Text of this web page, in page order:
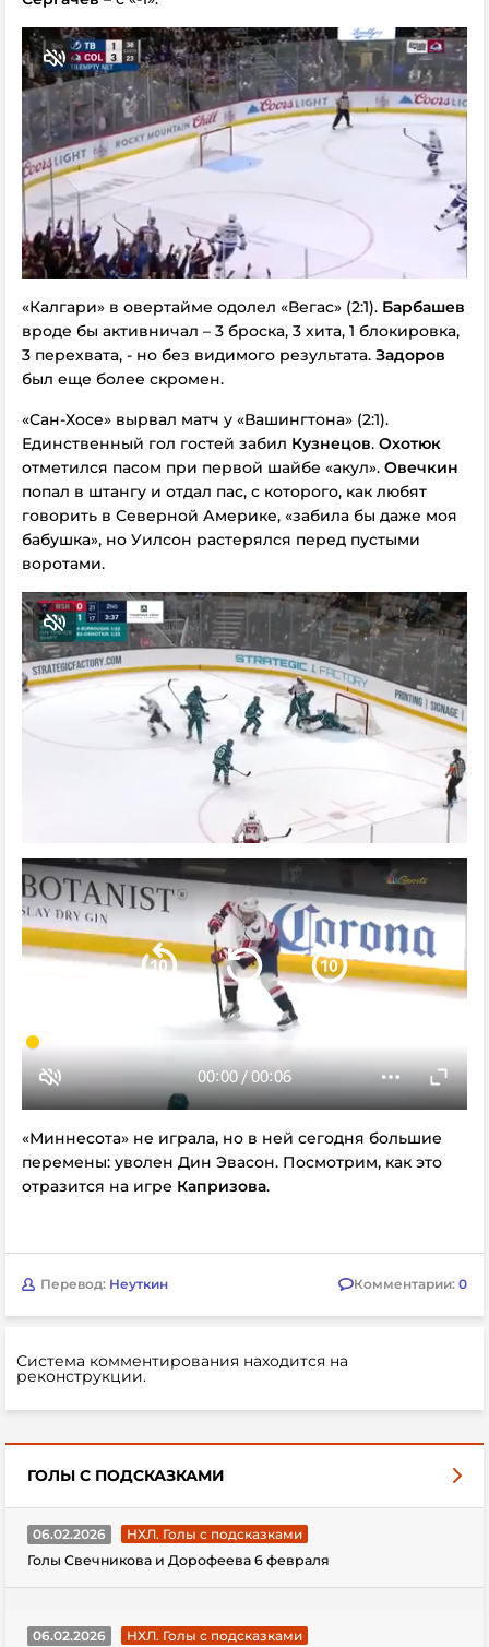
«Калгари» в овертайме одолел «Вегас» (2:1). Барбашев
вроде бы активничал – 3 броска, 3 хита, 1 блокировка,
3 перехвата, - но без видимого результата. Задоров
был еще более скромен.
«Сан-Хосе» вырвал матч у «Вашингтона» (2:1).
Единственный гол гостей забил Кузнецов. Охотюк
отметился пасом при первой шайбе «акул». Овечкин
попал в штангу и отдал пас, с которого, как любят
говорить в Северной Америке, «забила бы даже моя
бабушка», но Уилсон растерялся перед пустыми
воротами.
«Миннесота» не играла, но в ней сегодня большие
перемены: уволен Дин Эвасон. Посмотрим, как это
отразится на игре Капризова.
Перевод: Неуткин Комментарии: 0
Система комментирования находится на
реконструкции.
ГОЛЫ С ПОДСКАЗКАМИ
06.02.2026
НХЛ. Голы с подсказками
Голы Свечникова и Дорофеева 6 февраля
06.02.2026
НХЛ. Голы с подсказками